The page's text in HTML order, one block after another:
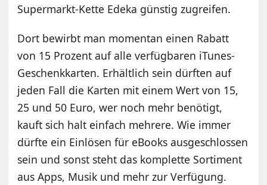
Supermarkt-Kette Edeka günstig zugreifen.
Dort bewirbt man momentan einen Rabatt
von 15 Prozent auf alle verfügbaren iTunes-
Geschenkkarten. Erhältlich sein dürften auf
jeden Fall die Karten mit einem Wert von 15,
25 und 50 Euro, wer noch mehr benötigt,
kauft sich halt einfach mehrere. Wie immer
dürfte ein Einlösen für eBooks ausgeschlossen
sein und sonst steht das komplette Sortiment
aus Apps, Musik und mehr zur Verfügung.